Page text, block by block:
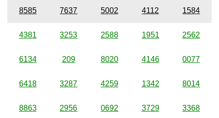
8585 7637 5002 4112 1584
4381 3253 2588 1951 2562
6134 209 8020 4146 0077
6418 3287 4259 1342 8014
8863 2956 0692 3729 3368